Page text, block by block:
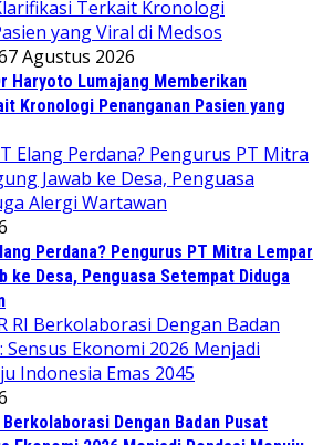
7 Agustus 2026
Haryoto Lumajang Memberikan
Kronologi Penanganan Pasien yang
Perdana? Pengurus PT Mitra Lempar
ke Desa, Penguasa Setempat Diduga
Berkolaborasi Dengan Badan Pusat